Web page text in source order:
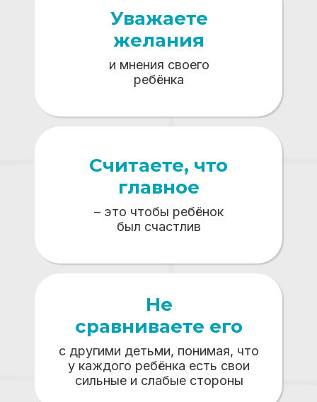
с другими детьми, понимая, что
у каждого ребёнка есть свои
сильные и слабые стороны
Не
сравниваете его
и мнения своего
ребёнка
Уважаете
желания
– это чтобы ребёнок
был счастлив
Считаете, что
главное